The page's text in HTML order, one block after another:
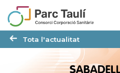
Skip
to
Content
Skip
to
navigation
Tota l'actualitat